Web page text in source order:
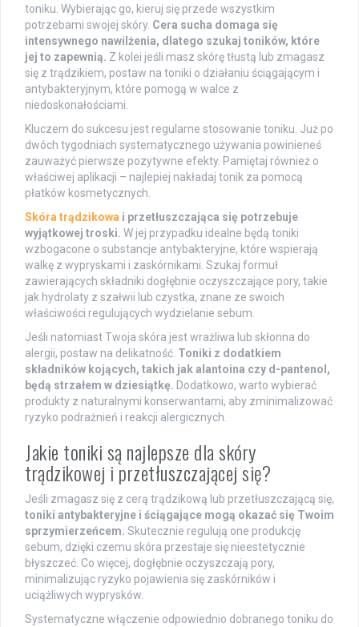
toniku. Wybierając go, kieruj się przede wszystkim
potrzebami swojej skóry. Cera sucha domaga się
intensywnego nawilżenia, dlatego szukaj toników, które
jej to zapewnią. Z kolei jeśli masz skórę tłustą lub zmagasz
się z trądzikiem, postaw na toniki o działaniu ściągającym i
antybakteryjnym, które pomogą w walce z
niedoskonałościami.
Kluczem do sukcesu jest regularne stosowanie toniku. Już po
dwóch tygodniach systematycznego używania powinieneś
zauważyć pierwsze pozytywne efekty. Pamiętaj również o
właściwej aplikacji – najlepiej nakładaj tonik za pomocą
płatków kosmetycznych.
Skóra trądzikowa i przetłuszczająca się potrzebuje
wyjątkowej troski. W jej przypadku idealne będą toniki
wzbogacone o substancje antybakteryjne, które wspierają
walkę z wypryskami i zaskórnikami. Szukaj formuł
zawierających składniki dogłębnie oczyszczające pory, takie
jak hydrolaty z szałwii lub czystka, znane ze swoich
właściwości regulujących wydzielanie sebum.
Jeśli natomiast Twoja skóra jest wrażliwa lub skłonna do
alergii, postaw na delikatność. Toniki z dodatkiem
składników kojących, takich jak alantoina czy d-pantenol,
będą strzałem w dziesiątkę. Dodatkowo, warto wybierać
produkty z naturalnymi konserwantami, aby zminimalizować
ryzyko podrażnień i reakcji alergicznych.
Jakie toniki są najlepsze dla skóry
trądzikowej i przetłuszczającej się?
Jeśli zmagasz się z cerą trądzikową lub przetłuszczającą się,
toniki antybakteryjne i ściągające mogą okazać się Twoim
sprzymierzeńcem. Skutecznie regulują one produkcję
sebum, dzięki czemu skóra przestaje się nieestetycznie
błyszczeć. Co więcej, dogłębnie oczyszczają pory,
minimalizując ryzyko pojawienia się zaskórników i
uciążliwych wyprysków.
Systematyczne włączenie odpowiednio dobranego toniku do